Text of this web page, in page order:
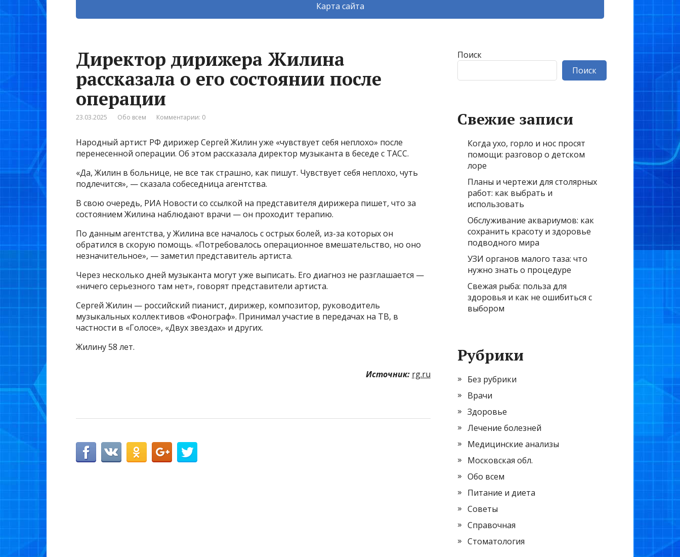
Карта сайта
Директор дирижера Жилина
рассказала о его состоянии после
операции
23.03.2025 Обо всем Комментарии: 0
Народный артист РФ дирижер Сергей Жилин уже «чувствует себя неплохо» после
перенесенной операции. Об этом рассказала директор музыканта в беседе с ТАСС.
«Да, Жилин в больнице, не все так страшно, как пишут. Чувствует себя неплохо, чуть
подлечится», — сказала собеседница агентства.
В свою очередь, РИА Новости со ссылкой на представителя дирижера пишет, что за
состоянием Жилина наблюдают врачи — он проходит терапию.
По данным агентства, у Жилина все началось с острых болей, из-за которых он
обратился в скорую помощь. «Потребовалось операционное вмешательство, но оно
незначительное», — заметил представитель артиста.
Через несколько дней музыканта могут уже выписать. Его диагноз не разглашается —
«ничего серьезного там нет», говорят представители артиста.
Сергей Жилин — российский пианист, дирижер, композитор, руководитель
музыкальных коллективов «Фонограф». Принимал участие в передачах на ТВ, в
частности в «Голосе», «Двух звездах» и других.
Жилину 58 лет.
Источник: rg.ru
Поиск
Поиск
Свежие записи
Когда ухо, горло и нос просят
помощи: разговор о детском
лоре
Планы и чертежи для столярных
работ: как выбрать и
использовать
Обслуживание аквариумов: как
сохранить красоту и здоровье
подводного мира
УЗИ органов малого таза: что
нужно знать о процедуре
Свежая рыба: польза для
здоровья и как не ошибиться с
выбором
Рубрики
Без рубрики
Врачи
Здоровье
Лечение болезней
Медицинские анализы
Московская обл.
Обо всем
Питание и диета
Советы
Справочная
Стоматология